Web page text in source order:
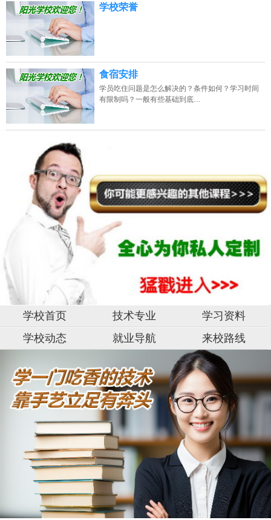
学校荣誉
食宿安排
学员吃住问题是怎么解决的？条件如何？学习时间
有限制吗？一般有些基础到底…
学校首页 技术专业
学习资料
学校动态
就业导航 来校路线
湖
南